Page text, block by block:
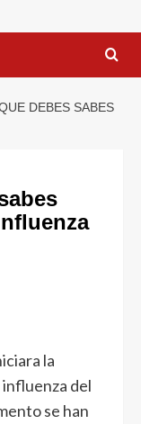
DEBES SABES
la
del
se han